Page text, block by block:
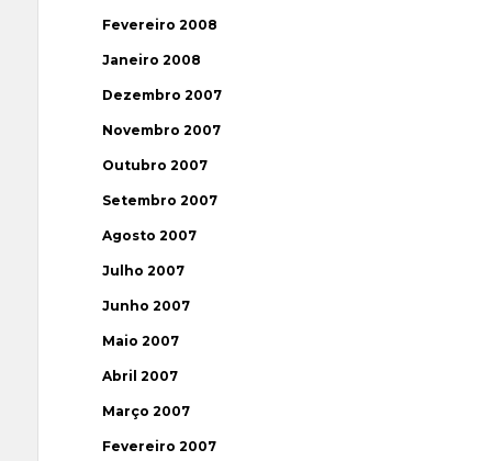
Fevereiro 2008
Janeiro 2008
Dezembro 2007
Novembro 2007
Outubro 2007
Setembro 2007
Agosto 2007
Julho 2007
Junho 2007
Maio 2007
Abril 2007
Março 2007
Fevereiro 2007